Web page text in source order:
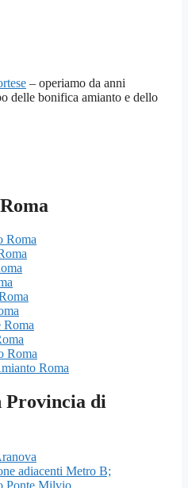
– operiamo da anni
delle bonifica amianto e dello
Roma
Roma
Roma
Roma
Provincia di
adiacenti Metro B;